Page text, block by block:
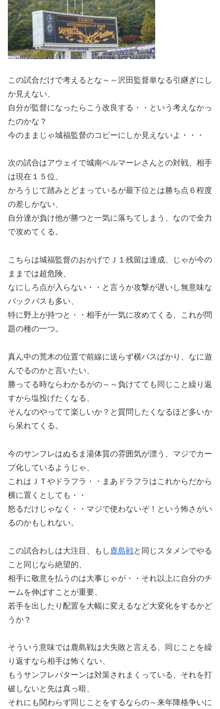
この試合だけで考えるとな～～沢田監督単なる引継ぎにし
か見えない、
自分が監督になったらこう改良する・・という考えなかっ
たのかな？
今のままじゃ城福監督のコピーにしか見えないよ・・・
次の試合はアウェイで城南ベルマーレさんとの対戦、相手
は現在１５位、
かろうじて踏みとどまっているが最下位とは勝ち点６程度
の差しかない、
自分達が負け他が勝つと一気に落ちてしまう、なので全力
で攻めてくる。
こちらは城福監督のおかげでＪ１残留は達成、じゃが今の
ままでは超危険、
なにしろ点が入らない・・と言うか攻撃が遅いし無意味な
バックパスも多い、
特に野上が持つと・・相手が一気に攻めてくる、これが問
題の種の一つ。
真ん中の荒木の位置で前線に送らず横パスばかり、なに遊
んでるのかと言いたい、
勝ってる時ならわかるがの～～負けてても同じこと繰り返
すから塩投げたくなる、
そんなのやってて楽しいか？と質問したくなるほど多いか
ら呆れてくる。
今のサンフレはぬるま湯体質の雰囲気が漂う、マジでカー
プ化しているようじゃ、
これはＪＴやドラフラ・・まあドラフラはこれからだから
横に置くとしても・・
怒るだけじゃなく・・マジで使わないぞ！という怖さがい
るのかもしれない。
この試合わしは大注目、もし 鹿島戦と同じスタメンでやる
こと同じなら絶望的、
相手に敬意を払うのは大事じゃが・・それ以上に自分のチ
ームを伸ばすことが重要、
若手を出したり配置を大幅に変えるなど大変化をするかど
うか？
そういう意味では鹿島戦は大失敗と言える、同じことを繰
り返すなら相手は怖くない、
もうサンフレパターンは対策されまくっている、それを打
破しないと先は真っ暗、
それにも関わらず同じことをするならの～来年降格争いに